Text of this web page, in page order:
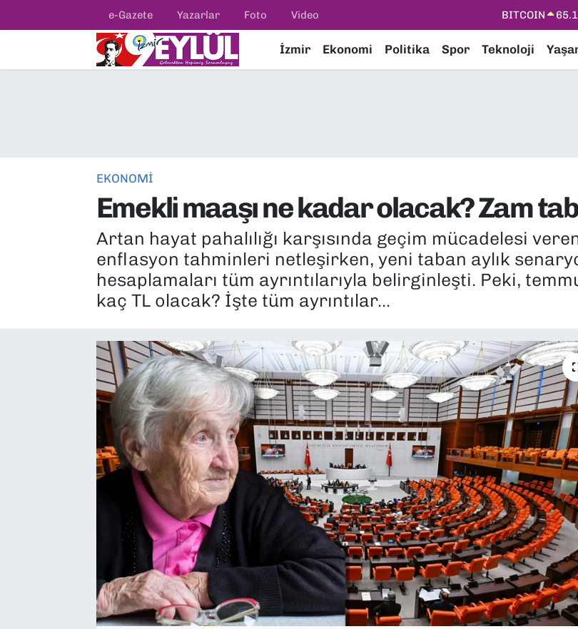
e-Gazete Yazarlar Foto Video DOLAR
STERLİN
İzmir Ekonomi Politika Spor Teknoloji
EKONOMİ
Emekli maaşı ne kadar olacak? Zam
Artan hayat pahalılığı karşısında geçim mücadelesi
enflasyon tahminleri netleşirken, yeni taban aylık
hesaplamaları tüm ayrıntılarıyla belirginleşti. Peki,
kaç TL olacak? İşte tüm ayrıntılar...
Resmi İlanlar
EKONOMİ
KÜLTÜR SANAT
MAGAZİN
YEREL YÖNETİMLER
Konak Nöbetçi Eczaneler
Tüm Manşetler
Son Dakika Haberleri
Haber Arşivi